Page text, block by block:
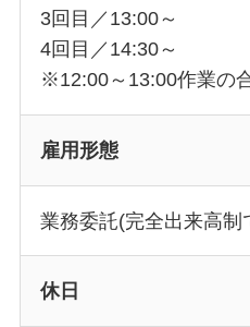
3回目／13:00～
4回目／14:30～
※12:00～13:00作業の
雇用形態
業務委託(完全出来高制
休日